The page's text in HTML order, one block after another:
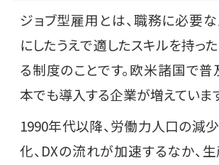
ジョブ型雇用とは、職務に必要
にしたうえで適したスキルを持っ
る制度のことです。欧米諸国で普
本でも導入する企業が増えていま
1990年代以降、労働力人口の減
化、DXの流れが加速するなか、